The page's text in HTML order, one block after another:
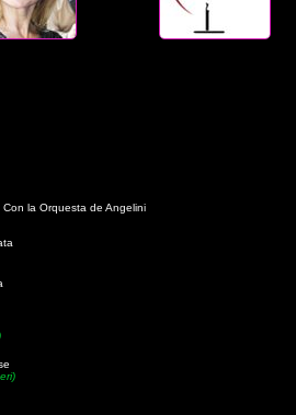
la Orquesta de Angelini